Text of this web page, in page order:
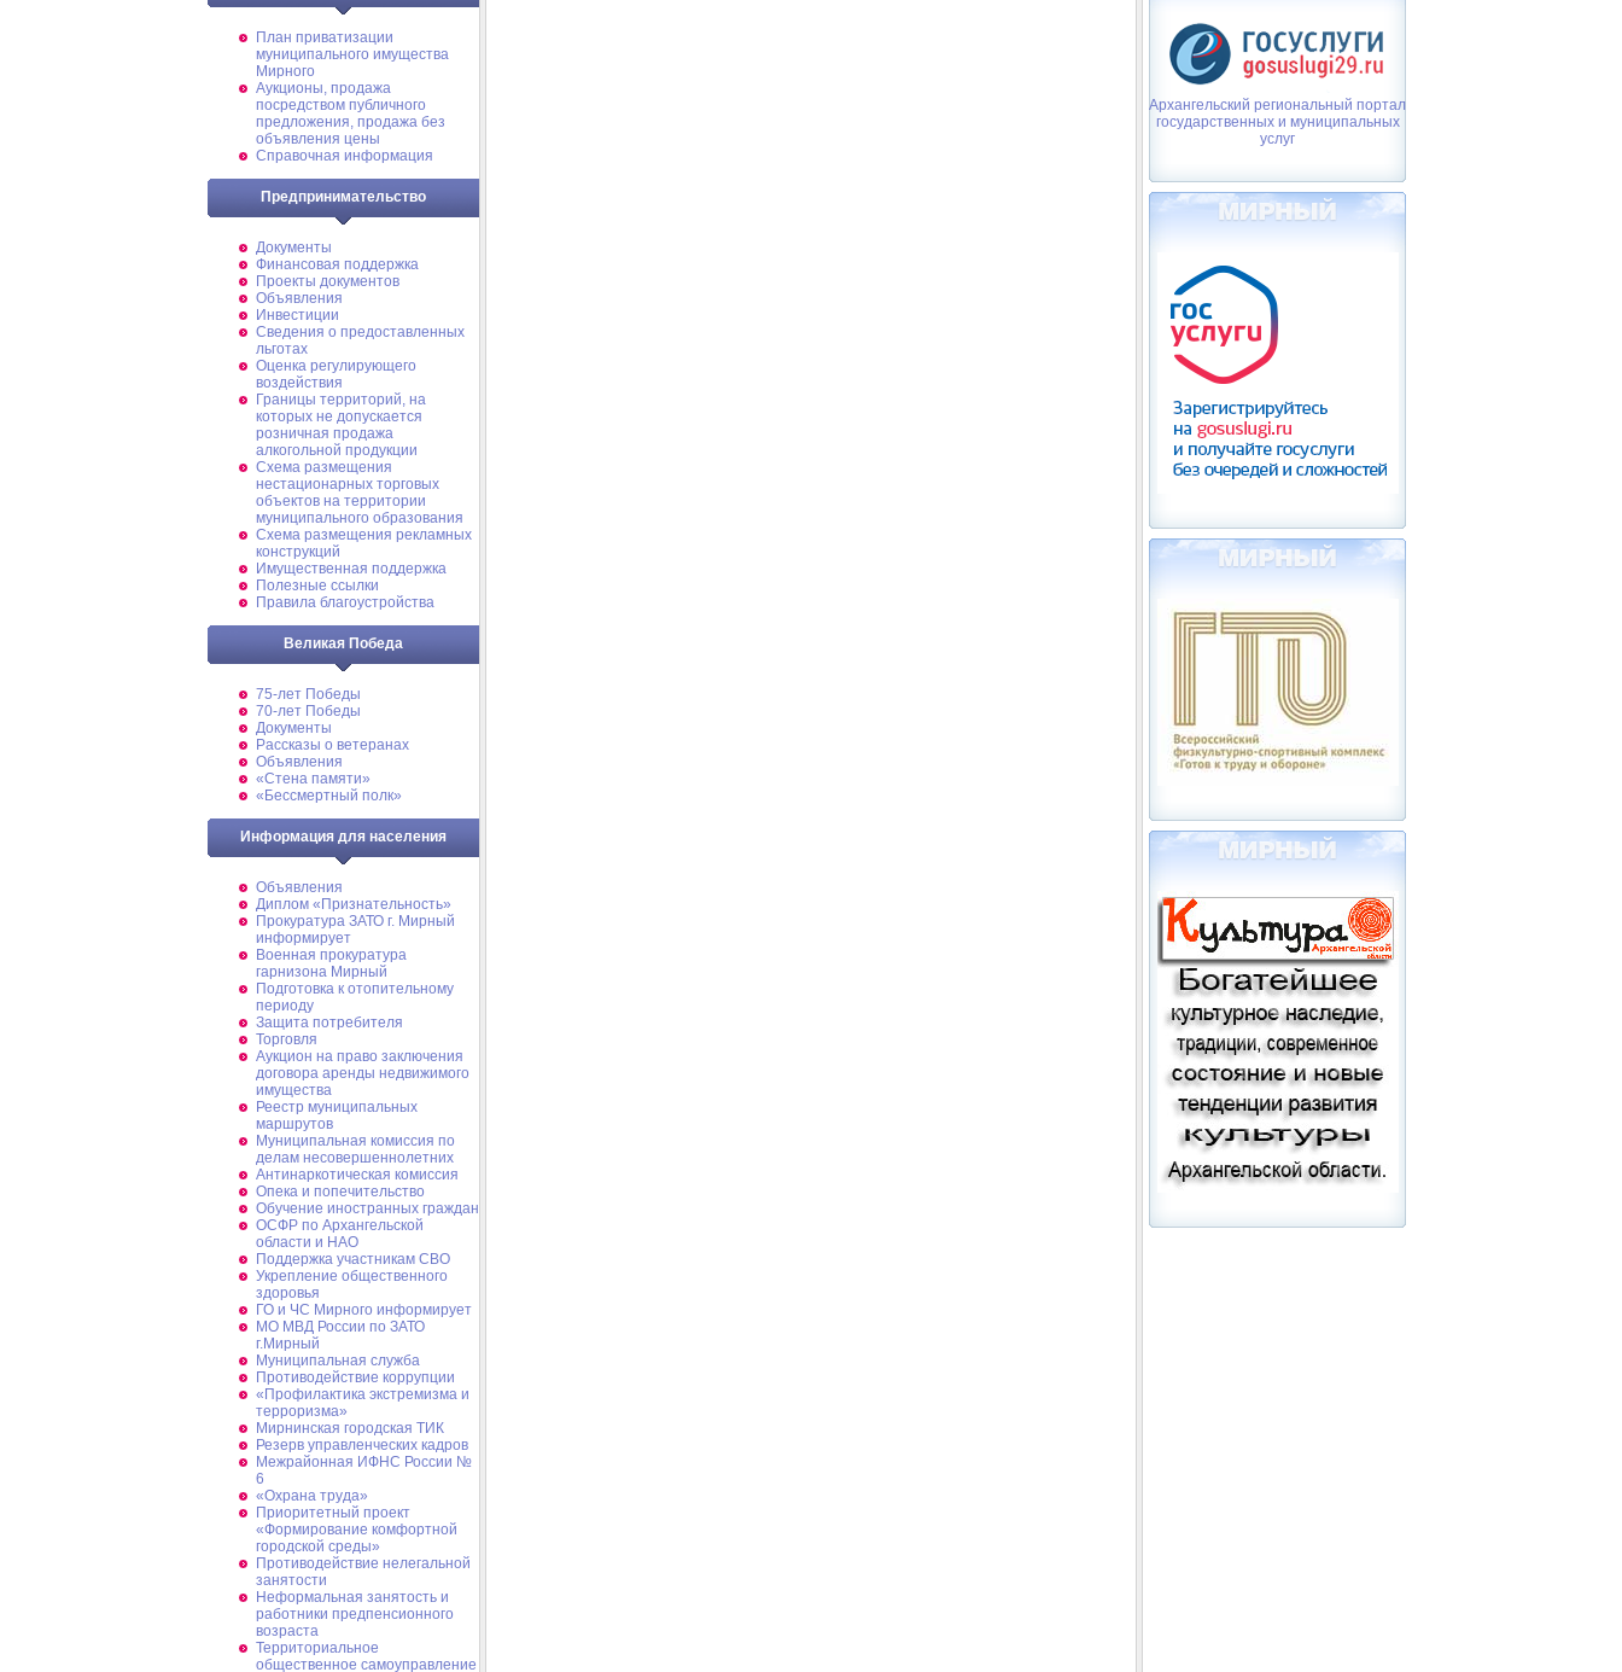
План приватизации
муниципального имущества
Мирного
Аукционы, продажа
посредством публичного
предложения, продажа без
объявления цены
Справочная информация
Предпринимательство
Документы
Финансовая поддержка
Проекты документов
Объявления
Инвестиции
Сведения о предоставленных
льготах
Оценка регулирующего
воздействия
Границы территорий, на
которых не допускается
розничная продажа
алкогольной продукции
Схема размещения
нестационарных торговых
объектов на территории
муниципального образования
Схема размещения рекламных
конструкций
Имущественная поддержка
Полезные ссылки
Правила благоустройства
Великая Победа
75-лет Победы
70-лет Победы
Документы
Рассказы о ветеранах
Объявления
«Стена памяти»
«Бессмертный полк»
Информация для населения
Объявления
Диплом «Признательность»
Прокуратура ЗАТО г. Мирный
информирует
Военная прокуратура
гарнизона Мирный
Подготовка к отопительному
периоду
Защита потребителя
Торговля
Аукцион на право заключения
договора аренды недвижимого
имущества
Реестр муниципальных
маршрутов
Муниципальная комиссия по
делам несовершеннолетних
Антинаркотическая комиссия
Опека и попечительство
Обучение иностранных граждан
ОСФР по Архангельской
области и НАО
Поддержка участникам СВО
Укрепление общественного
здоровья
ГО и ЧС Мирного информирует
МО МВД России по ЗАТО
г.Мирный
Муниципальная cлужба
Противодействие коррупции
«Профилактика экстремизма и
терроризма»
Мирнинская городская ТИК
Резерв управленческих кадров
Межрайонная ИФНС России №
6
«Охрана труда»
Приоритетный проект
«Формирование комфортной
городской среды»
Противодействие нелегальной
занятости
Неформальная занятость и
работники предпенсионного
возраста
Территориальное
общественное самоуправление
Архангельский региональный портал
государственных и муниципальных
услуг